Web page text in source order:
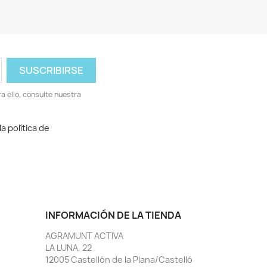
ello, consulte nuestra
política de
INFORMACIÓN DE LA TIENDA
AGRAMUNT ACTIVA
LA LUNA, 22
12005 Castellón de la Plana/Castelló